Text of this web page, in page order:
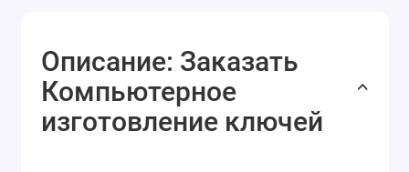
Описание: Заказать
Компьютерное
изготовление ключей